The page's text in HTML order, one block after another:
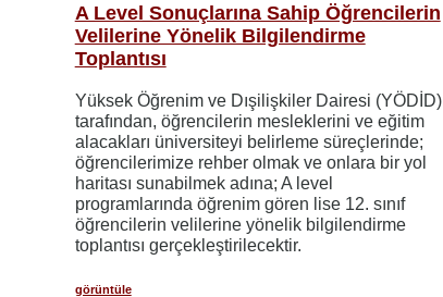
A Level Sonuçlarına Sahip Öğrencilerin
Velilerine Yönelik Bilgilendirme
Toplantısı
Yüksek Öğrenim ve Dışilişkiler Dairesi (YÖDİD)
tarafından, öğrencilerin mesleklerini ve eğitim
alacakları üniversiteyi belirleme süreçlerinde;
öğrencilerimize rehber olmak ve onlara bir yol
haritası sunabilmek adına; A level
programlarında öğrenim gören lise 12. sınıf
öğrencilerin velilerine yönelik bilgilendirme
toplantısı gerçekleştirilecektir.
görüntüle